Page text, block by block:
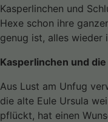
Kasperlinchen und
Hexe schon ihre
genug ist, alles wieder
Kasperlinchen und
Aus Lust am Unfug
die alte Eule Ursula
pflückt, hat einen